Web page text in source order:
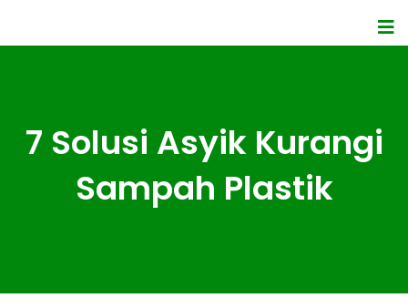
7 Solusi Asyik Kurangi
Sampah Plastik